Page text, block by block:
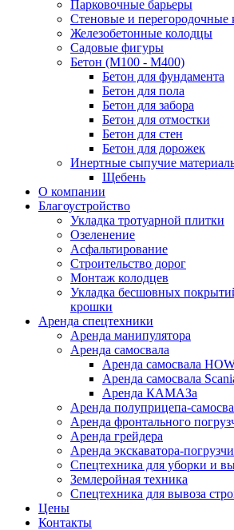
Парковочные барьеры
Стеновые и перегородочные
Железобетонные колодцы
Садовые фигуры
Бетон (М100 - М400)
Бетон для фундамента
Бетон для пола
Бетон для забора
Бетон для отмостки
Бетон для стен
Бетон для дорожек
Инертные сыпучие
Щебень
О компании
Благоустройство
Укладка тротуарной плитки
Озеленение
Асфальтирование
Строительство дорог
Монтаж колодцев
Укладка бесшовных
крошки
Аренда спецтехники
Аренда манипулятора
Аренда самосвала
Аренда самосвала
Аренда самосвала
Аренда КАМАЗа
Аренда полуприцепа-
Аренда фронтального
Аренда грейдера
Аренда экскаватора-
Спецтехника для уборки и
Землеройная техника
Спецтехника для вывоза
Цены
Контакты